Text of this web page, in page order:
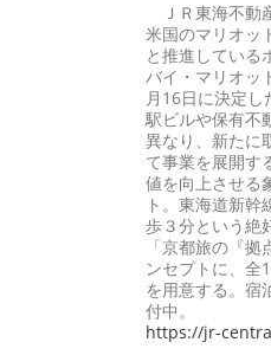
ＪＲ東海不動
米国のマリオッ
と推進している
バイ・マリオッ
月16日に決定
駅ビルや保有不
異なり、新たに
て事業を展開す
値を向上させる
ト。東海道新幹
歩３分という絶
「京都旅の『
ンセプトに、全
を用意する。宿
付中。
https://jr-